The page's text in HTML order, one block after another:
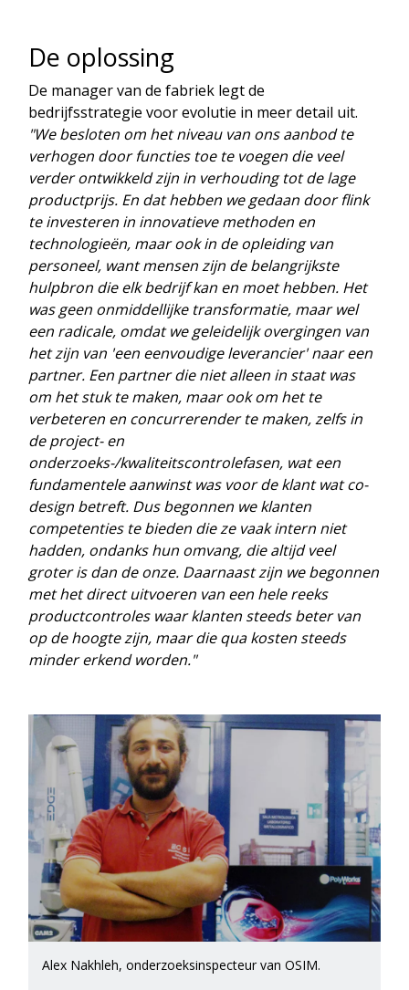
De oplossing
De manager van de fabriek legt de
bedrijfsstrategie voor evolutie in meer detail uit.
"We besloten om het niveau van ons aanbod te
verhogen door functies toe te voegen die veel
verder ontwikkeld zijn in verhouding tot de lage
productprijs. En dat hebben we gedaan door flink
te investeren in innovatieve methoden en
technologieën, maar ook in de opleiding van
personeel, want mensen zijn de belangrijkste
hulpbron die elk bedrijf kan en moet hebben. Het
was geen onmiddellijke transformatie, maar wel
een radicale, omdat we geleidelijk overgingen van
het zijn van 'een eenvoudige leverancier' naar een
partner. Een partner die niet alleen in staat was
om het stuk te maken, maar ook om het te
verbeteren en concurrerender te maken, zelfs in
de project- en
onderzoeks-/kwaliteitscontrolefasen, wat een
fundamentele aanwinst was voor de klant wat co-
design betreft. Dus begonnen we klanten
competenties te bieden die ze vaak intern niet
hadden, ondanks hun omvang, die altijd veel
groter is dan de onze. Daarnaast zijn we begonnen
met het direct uitvoeren van een hele reeks
productcontroles waar klanten steeds beter van
op de hoogte zijn, maar die qua kosten steeds
minder erkend worden."
Alex Nakhleh, onderzoeksinspecteur van OSIM.